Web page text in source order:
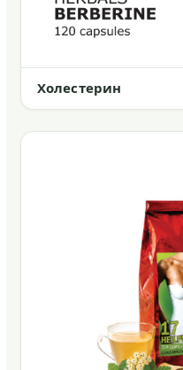
Холестерин